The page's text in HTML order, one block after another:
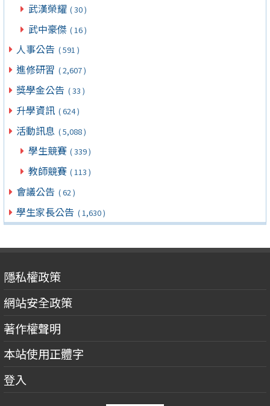
武漢榮耀 ( 30 )
武中豪傑 ( 16 )
人事公告 ( 591 )
進修研習 ( 2,607 )
獎學金公告 ( 33 )
升學資訊 ( 624 )
活動訊息 ( 5,088 )
學生競賽 ( 339 )
教師競賽 ( 113 )
會議公告 ( 62 )
學生家長公告 ( 1,630 )
隱私權政策
網站安全政策
著作權聲明
本站使用正體字
登入